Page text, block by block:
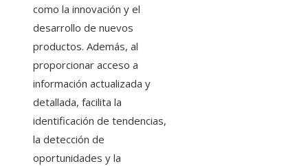
como la innovación y el
desarrollo de nuevos
productos. Además, al
proporcionar acceso a
información actualizada y
detallada, facilita la
identificación de tendencias,
la detección de
oportunidades y la